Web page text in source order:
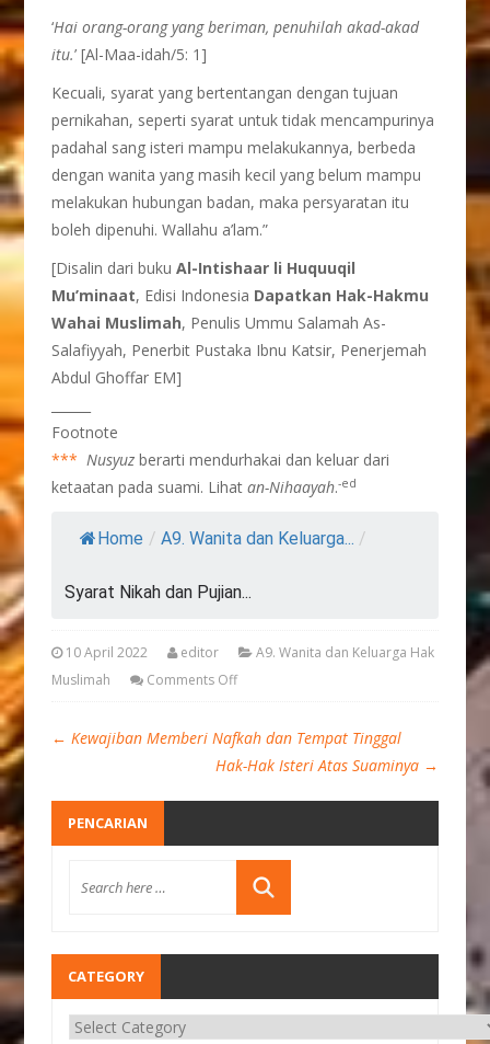
‘Hai orang-orang yang beriman, penuhilah akad-akad
itu.’ [Al-Maa-idah/5: 1]
Kecuali, syarat yang bertentangan dengan tujuan
pernikahan, seperti syarat untuk tidak mencampurinya
padahal sang isteri mampu melakukannya, berbeda
dengan wanita yang masih kecil yang belum mampu
melakukan hubungan badan, maka persyaratan itu
boleh dipenuhi. Wallahu a’lam.”
[Disalin dari bukuAl-Intishaar li Huquuqil
Mu’minaat, Edisi Indonesia Dapatkan Hak-Hakmu
Wahai Muslimah, Penulis Ummu Salamah As-
Salafiyyah, Penerbit Pustaka Ibnu Katsir, Penerjemah
Abdul Ghoffar EM]
Footnote
*** Nusyuz berarti mendurhakai dan keluar dari
ketaatan pada suami. Lihatan-Nihaayah.-ed
Home / A9. Wanita dan Keluarga... /
Syarat Nikah dan Pujian...
10 April 2022 editor
A9. Wanita dan Keluarga Hak
Muslimah
Comments Off
← Kewajiban Memberi Nafkah dan Tempat Tinggal
Hak-Hak Isteri Atas Suaminya →
PENCARIAN
CATEGORY